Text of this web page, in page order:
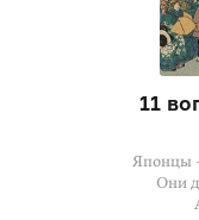
11
Японцы
Они